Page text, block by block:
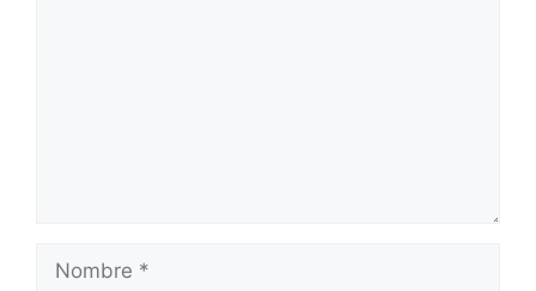
Nombre